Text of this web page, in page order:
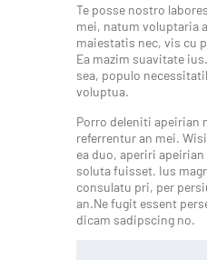
Te posse nostro
mei, natum voluptaria
maiestatis nec, vis cu
Ea mazim suavitate
sea, populo
voluptua.
Porro deleniti apeirian
referrentur an mei.
ea duo, aperiri
soluta fuisset. Ius
consulatu pri, per
an.Ne fugit essent
dicam sadipscing no.